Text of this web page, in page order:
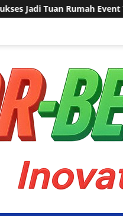
Asia, FPPI Kalbar Minta